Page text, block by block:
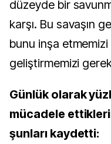
düzeyde bir
karşı. Bu savaşın
bunu inşa
geliştirmemizi
Günlük olarak
mücadele
şunları kaydetti: